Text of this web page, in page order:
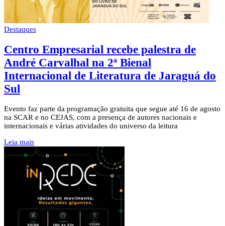
Destaques
Centro Empresarial recebe palestra de
André Carvalhal na 2ª Bienal
Internacional de Literatura de Jaraguá do
Sul
Evento faz parte da programação gratuita que segue até 16 de agosto
na SCAR e no CEJAS, com a presença de autores nacionais e
internacionais e várias atividades do universo da leitura
Leia mais